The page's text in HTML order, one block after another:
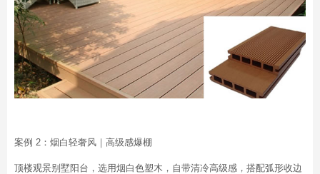
案例 2：烟白轻奢风｜高级感爆棚
顶楼观景别墅阳台，选用烟白色塑木，自带清冷高级感，搭配弧形收边